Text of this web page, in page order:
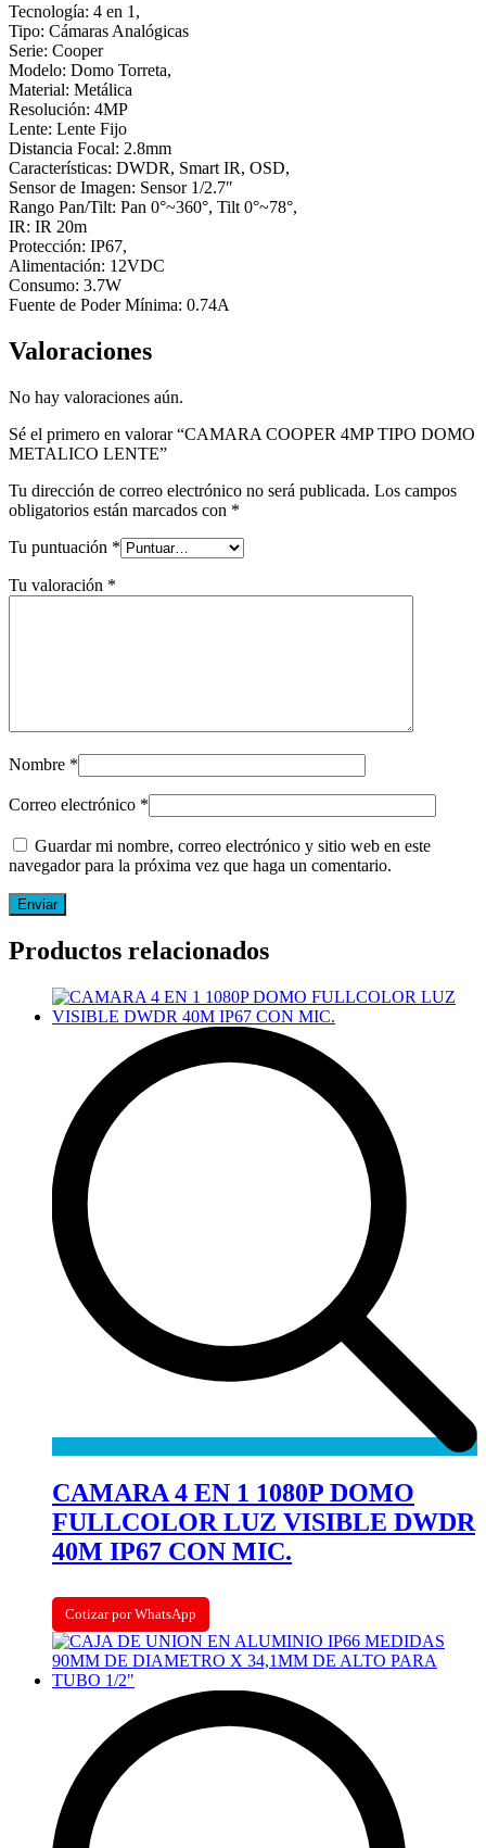
Tecnología: 4 en 1,
Tipo: Cámaras Analógicas
Serie: Cooper
Modelo: Domo Torreta,
Material: Metálica
Resolución: 4MP
Lente: Lente Fijo
Distancia Focal: 2.8mm
Características: DWDR, Smart IR, OSD,
Sensor de Imagen: Sensor 1/2.7″
Rango Pan/Tilt: Pan 0°~360°, Tilt 0°~78°,
IR: IR 20m
Protección: IP67,
Alimentación: 12VDC
Consumo: 3.7W
Fuente de Poder Mínima: 0.74A
Valoraciones
No hay valoraciones aún.
Sé el primero en valorar “CAMARA COOPER 4MP TIPO DOMO
METALICO LENTE”
Tu dirección de correo electrónico no será publicada. Los campos
obligatorios están marcados con *
Tu puntuación *
Tu valoración *
Nombre *
Correo electrónico *
Guardar mi nombre, correo electrónico y sitio web en este
navegador para la próxima vez que haga un comentario.
Productos relacionados
CAMARA 4 EN 1 1080P DOMO
FULLCOLOR LUZ VISIBLE DWDR
40M IP67 CON MIC.
Cotizar por WhatsApp